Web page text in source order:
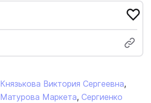
Князькова Виктория Сергеевна,
Матурова Маркета, Сергиенко